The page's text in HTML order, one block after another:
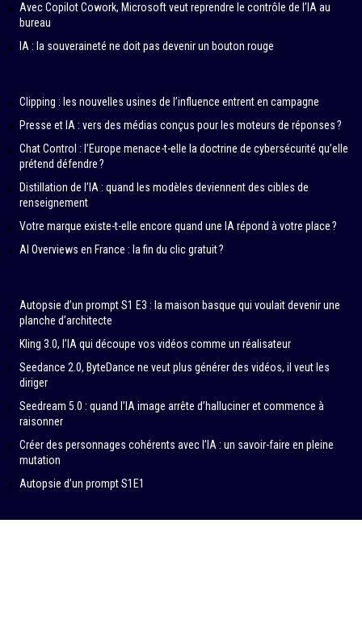
Avec Copilot Cowork, Microsoft veut reprendre le contrôle de l’IA au
bureau
IA : la souveraineté ne doit pas devenir un bouton rouge
Clipping : les nouvelles usines de l’influence entrent en campagne
Presse et IA : vers des médias conçus pour les moteurs de réponses ?
Chat Control : l’Europe menace-t-elle la doctrine de cybersécurité qu’elle
prétend défendre ?
Distillation de l’IA : quand les modèles deviennent des cibles de
renseignement
Votre marque existe-t-elle encore quand une IA répond à votre place ?
AI Overviews en France : la fin du clic gratuit ?
Autopsie d’un prompt S1 E3 : la maison basque qui voulait devenir une
planche d’architecte
Kling 3.0, l’IA qui découpe vos vidéos comme un réalisateur
Seedance 2.0, ByteDance ne veut plus générer des vidéos, il veut les
diriger
Seedream 5.0 : quand l’IA image arrête d’halluciner et commence à
raisonner
Créer des personnages cohérents avec l’IA : un savoir-faire en pleine
mutation
Autopsie d’un prompt S1E1